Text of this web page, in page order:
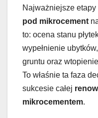
Najważniejsze etapy
pod mikrocement
to: ocena stanu
wypełnienie
gruntu oraz
To właśnie ta faza
sukcesie całej
mikrocementem.